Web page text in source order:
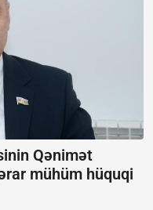
Qənimət
mühüm hüquqi